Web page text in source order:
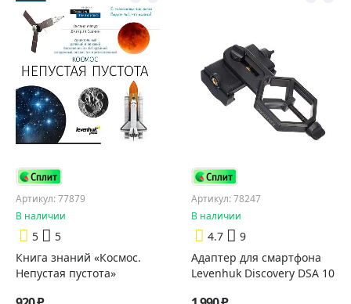
Артикул: 77879
В наличии
5
5
Книга знаний «Космос.
Непустая пустота»
Артикул: 78247
В наличии
4.7
9
Адаптер для смартфона
Levenhuk Discovery DSA 10